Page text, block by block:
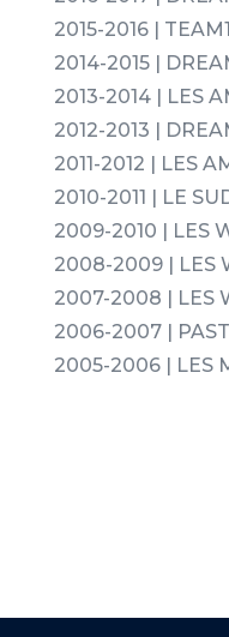
2015-2016 |
2014-2015 |
2013-2014 | LES
2012-2013 |
2011-2012 | LES
2010-2011 | LE
2009-2010 | LES
2008-2009 | LES
2007-2008 | LES
2006-2007 |
2005-2006 | LES